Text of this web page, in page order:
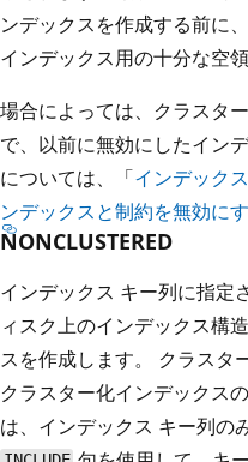
ンデックスを作成する前に
インデックス用の十分な空
場合によっては、クラスタ
で、以前に無効にしたイン
については、「インデック
ンデックスと制約を無効に
NONCLUSTERED
インデックス キー列に指定
ィスク上のインデックス構
スを作成します。 クラスタ
クラスター化インデックス
は、インデックス キー列の